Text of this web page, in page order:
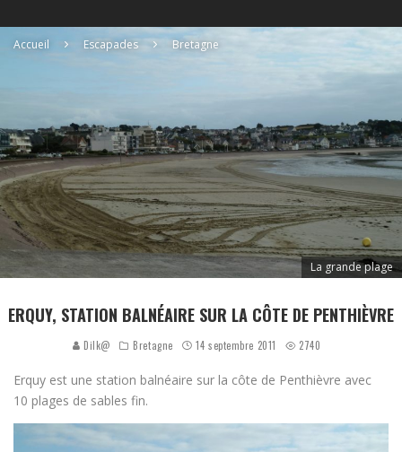
Accueil Escapades Bretagne
La grande plage
ERQUY, STATION BALNÉAIRE SUR LA CÔTE DE PENTHIÈVRE
Dilk@ Bretagne 14 septembre 2011 2740
Erquy est une station balnéaire sur la côte de Penthièvre avec
10 plages de sables fin.